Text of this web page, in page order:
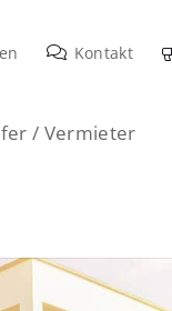
Kontakt
/ Vermieter